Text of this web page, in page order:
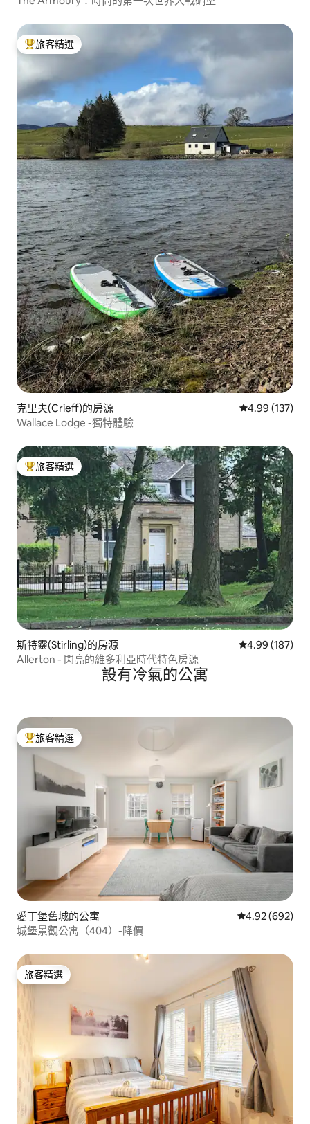
旅客精選榜首
旅客精選
克里夫(Crieff)的房源 從 137 則評價
4.99 (137)
Wallace Lodge -獨特體驗
旅客精選榜首
旅客精選
斯特靈(Stirling)的房源 從 187 則評價
4.99 (187)
Allerton - 閃亮的維多利亞時代特色房源
設有冷氣的公寓
旅客精選榜首
旅客精選
愛丁堡舊城的公寓 從 692 則評價
4.92 (692)
城堡景觀公寓（404）-降價
旅客精選
旅客精選